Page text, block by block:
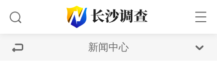
新闻中心